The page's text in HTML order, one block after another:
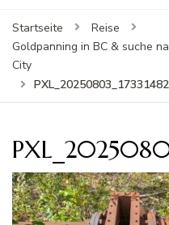
Startseite
Reise
Goldpanning in BC & suche
City